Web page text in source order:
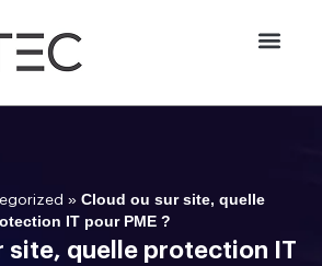
» Cloud ou sur site, quelle
IT pour PME ?
site, quelle protection IT